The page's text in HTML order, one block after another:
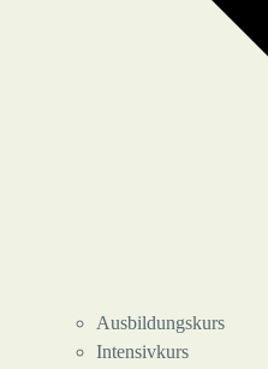
Ausbildungskurs
Intensivkurs